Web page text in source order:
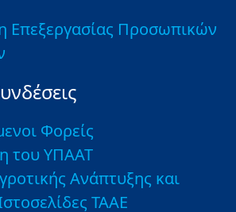
Επεξεργασίας Προσωπικών
Φορείς
του ΥΠΑΑΤ
Ανάπτυξης και
ΤΑΑΕ